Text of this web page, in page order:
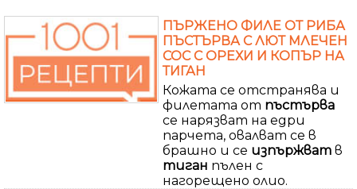
ПЪРЖЕНО ФИЛЕ ОТ РИБА
ПЪСТЪРВА С ЛЮТ МЛЕЧЕН
СОС С ОРЕХИ И КОПЪР НА
ТИГАН
Кожата се отстранява и
филетата от пъстърва
се нарязват на едри
парчета, овалват се в
брашно и се изпържват в
тиган пълен с
нагорещено олио.